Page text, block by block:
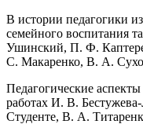
В истории педагогики
семейного воспитания
Ушинский, П. Ф.
С. Макаренко, В. А.
Педагогические
работах И. В.
Студенте, В. А.